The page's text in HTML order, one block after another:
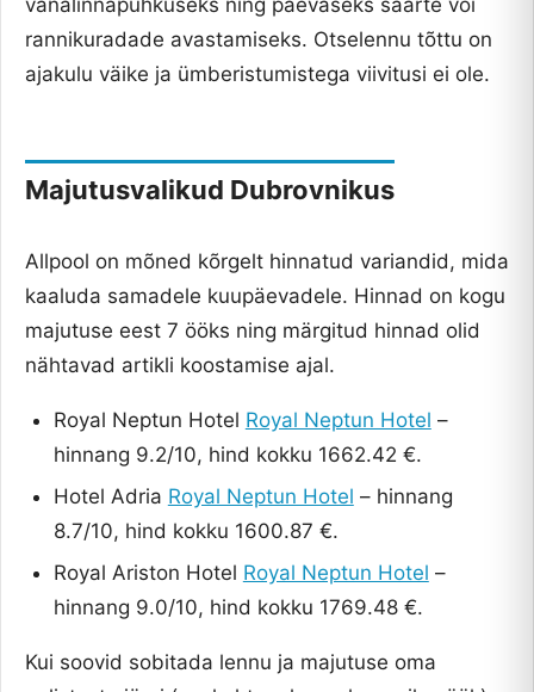
rannikuradade avastamiseks. Otselennu tõttu on
ajakulu väike ja ümberistumistega viivitusi ei ole.
Majutusvalikud Dubrovnikus
Allpool on mõned kõrgelt hinnatud variandid, mida
kaaluda samadele kuupäevadele. Hinnad on kogu
majutuse eest 7 ööks ning märgitud hinnad olid
nähtavad artikli koostamise ajal.
Royal Neptun Hotel Royal Neptun Hotel –
hinnang 9.2/10, hind kokku 1662.42 €.
Hotel Adria Royal Neptun Hotel – hinnang
8.7/10, hind kokku 1600.87 €.
Royal Ariston Hotel Royal Neptun Hotel –
hinnang 9.0/10, hind kokku 1769.48 €.
Kui soovid sobitada lennu ja majutuse oma